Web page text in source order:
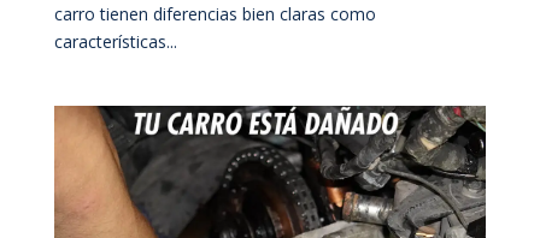
carro tienen diferencias bien claras como
características...